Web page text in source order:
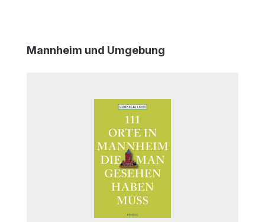
Produktgalerie überspringen
Mannheim und Umgebung